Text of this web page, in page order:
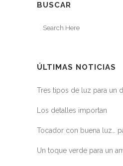
BUSCAR
ÚLTIMAS NOTICIAS
Tres tipos de luz para un
Los detalles importan
Tocador con buena luz…
Un toque verde para un